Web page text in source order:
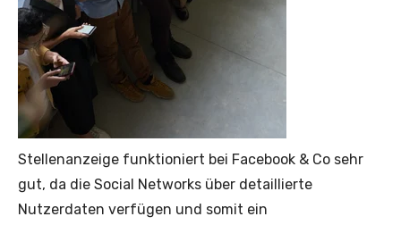
Stellenanzeige funktioniert bei Facebook & Co sehr
gut, da die Social Networks über detaillierte
Nutzerdaten verfügen und somit ein